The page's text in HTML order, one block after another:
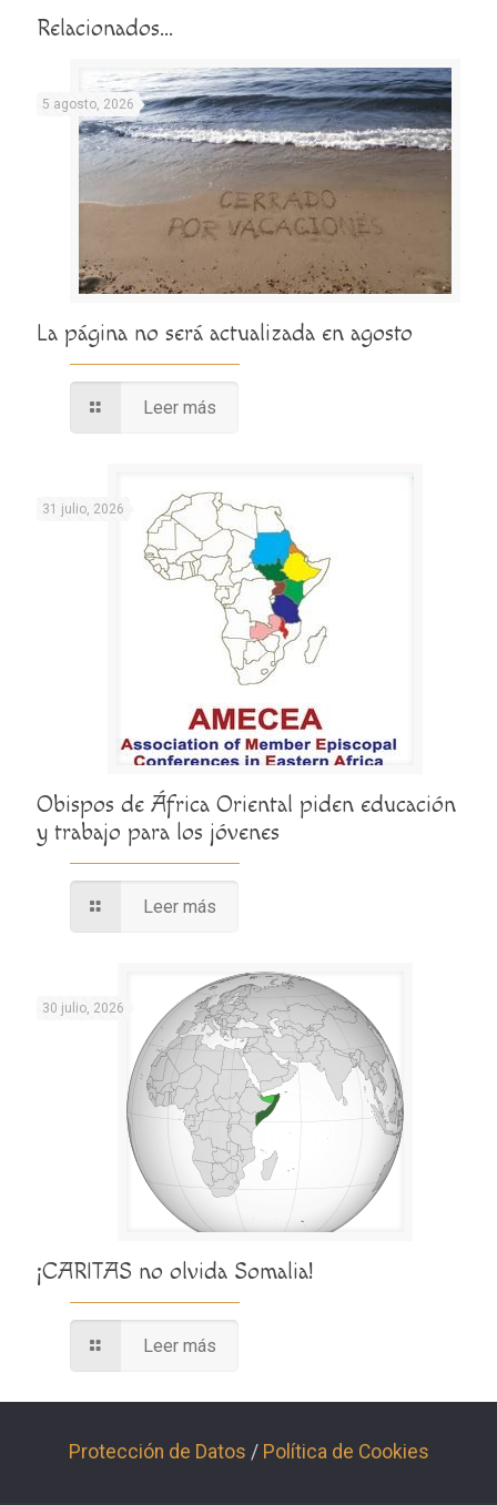
Relacionados...
5 agosto, 2026
La página no será actualizada en agosto
Leer más
31 julio, 2026
Obispos de África Oriental piden educación
y trabajo para los jóvenes
Leer más
30 julio, 2026
¡CARITAS no olvida Somalia!
Leer más
Protección de Datos / Política de Cookies